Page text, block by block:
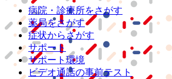
病院・診療所をさがす
薬局をさがす
症状からさがす
サポート
サポート環境
ビデオ通話の事前テスト